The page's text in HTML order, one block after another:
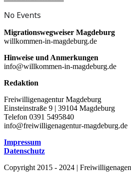
No Events
Migrationswegweiser Magdeburg
willkommen-in-magdeburg.de
Hinweise und Anmerkungen
info@willkommen-in-magdeburg.de
Redaktion
Freiwilligenagentur Magdeburg
Einsteinstraße 9 | 39104 Magdeburg
Telefon 0391 5495840
info@freiwilligenagentur-magdeburg.de
Impressum
Datenschutz
Copyright 2015 - 2024 |